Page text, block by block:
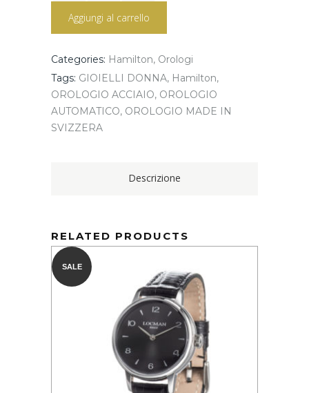
38mm
Aggiungi al carrello
Categories: Hamilton, Orologi
Tags: GIOIELLI DONNA, Hamilton,
OROLOGIO ACCIAIO, OROLOGIO
AUTOMATICO, OROLOGIO MADE IN
SVIZZERA
Descrizione
RELATED PRODUCTS
SALE